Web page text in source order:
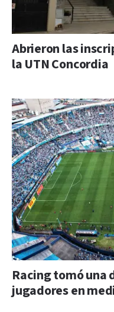
Abrieron las
la UTN Concordia
Racing tomó una
jugadores en